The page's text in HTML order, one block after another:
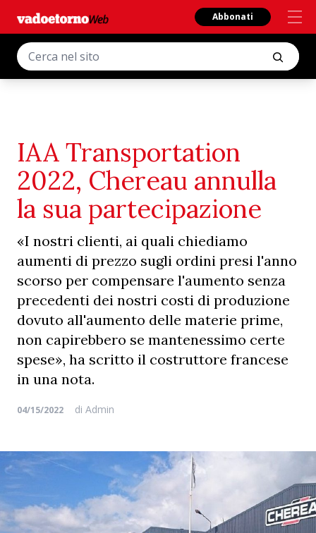
Abbonati
IAA Transportation
2022, Chereau annulla
la sua partecipazione
«I nostri clienti, ai quali chiediamo
aumenti di prezzo sugli ordini presi l'anno
scorso per compensare l'aumento senza
precedenti dei nostri costi di produzione
dovuto all'aumento delle materie prime,
non capirebbero se mantenessimo certe
spese», ha scritto il costruttore francese
in una nota.
04/15/2022 di Admin